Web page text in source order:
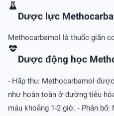
Dược lực
Methocarbamol là thuốc giãn
Dược động học
- Hấp thu: Methocarbamol
như hoàn toàn ở đường tiêu
máu khoảng 1-2 giờ. - Phân